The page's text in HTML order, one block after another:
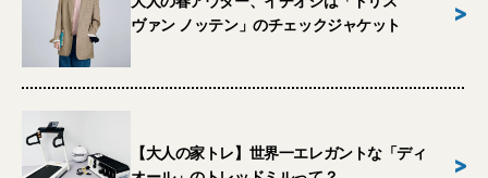
ヴァン ノッテン」のチェックジャケット
>
【大人の家トレ】世界一エレガントな「ディ
>